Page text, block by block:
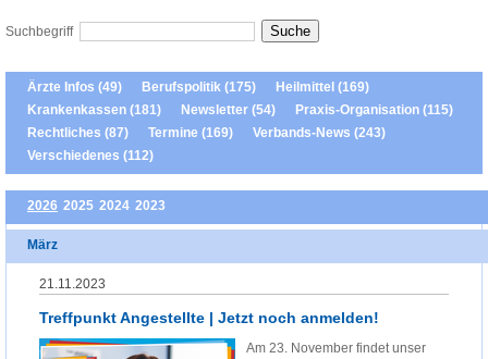
Suchbegriff
Ärzte Infos (49) Berufspolitik (175)
Heilmittel (169)
Krankenkassen (181)
Newsletter (54)
Praxis-Organisation (115)
Rechtliches (87)
Termine (169)
Verbands-News (243)
Verschiedenes (112)
2026 2025 2024 2023
März
21.11.2023
Treffpunkt Angestellte | Jetzt noch anmelden!
Am 23. November findet unser